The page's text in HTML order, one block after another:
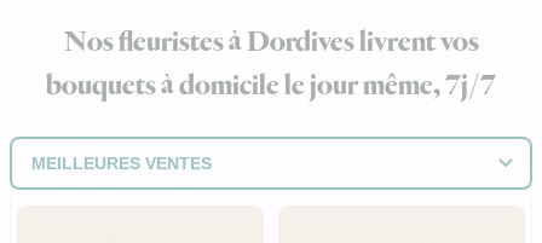
Nos fleuristes à Dordives livrent vos
bouquets à domicile le jour même, 7j/7